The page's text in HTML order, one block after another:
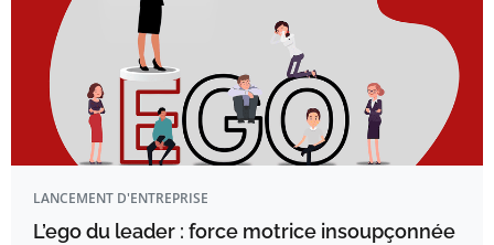
LANCEMENT D'ENTREPRISE
L’ego du leader : force motrice insoupçonnée